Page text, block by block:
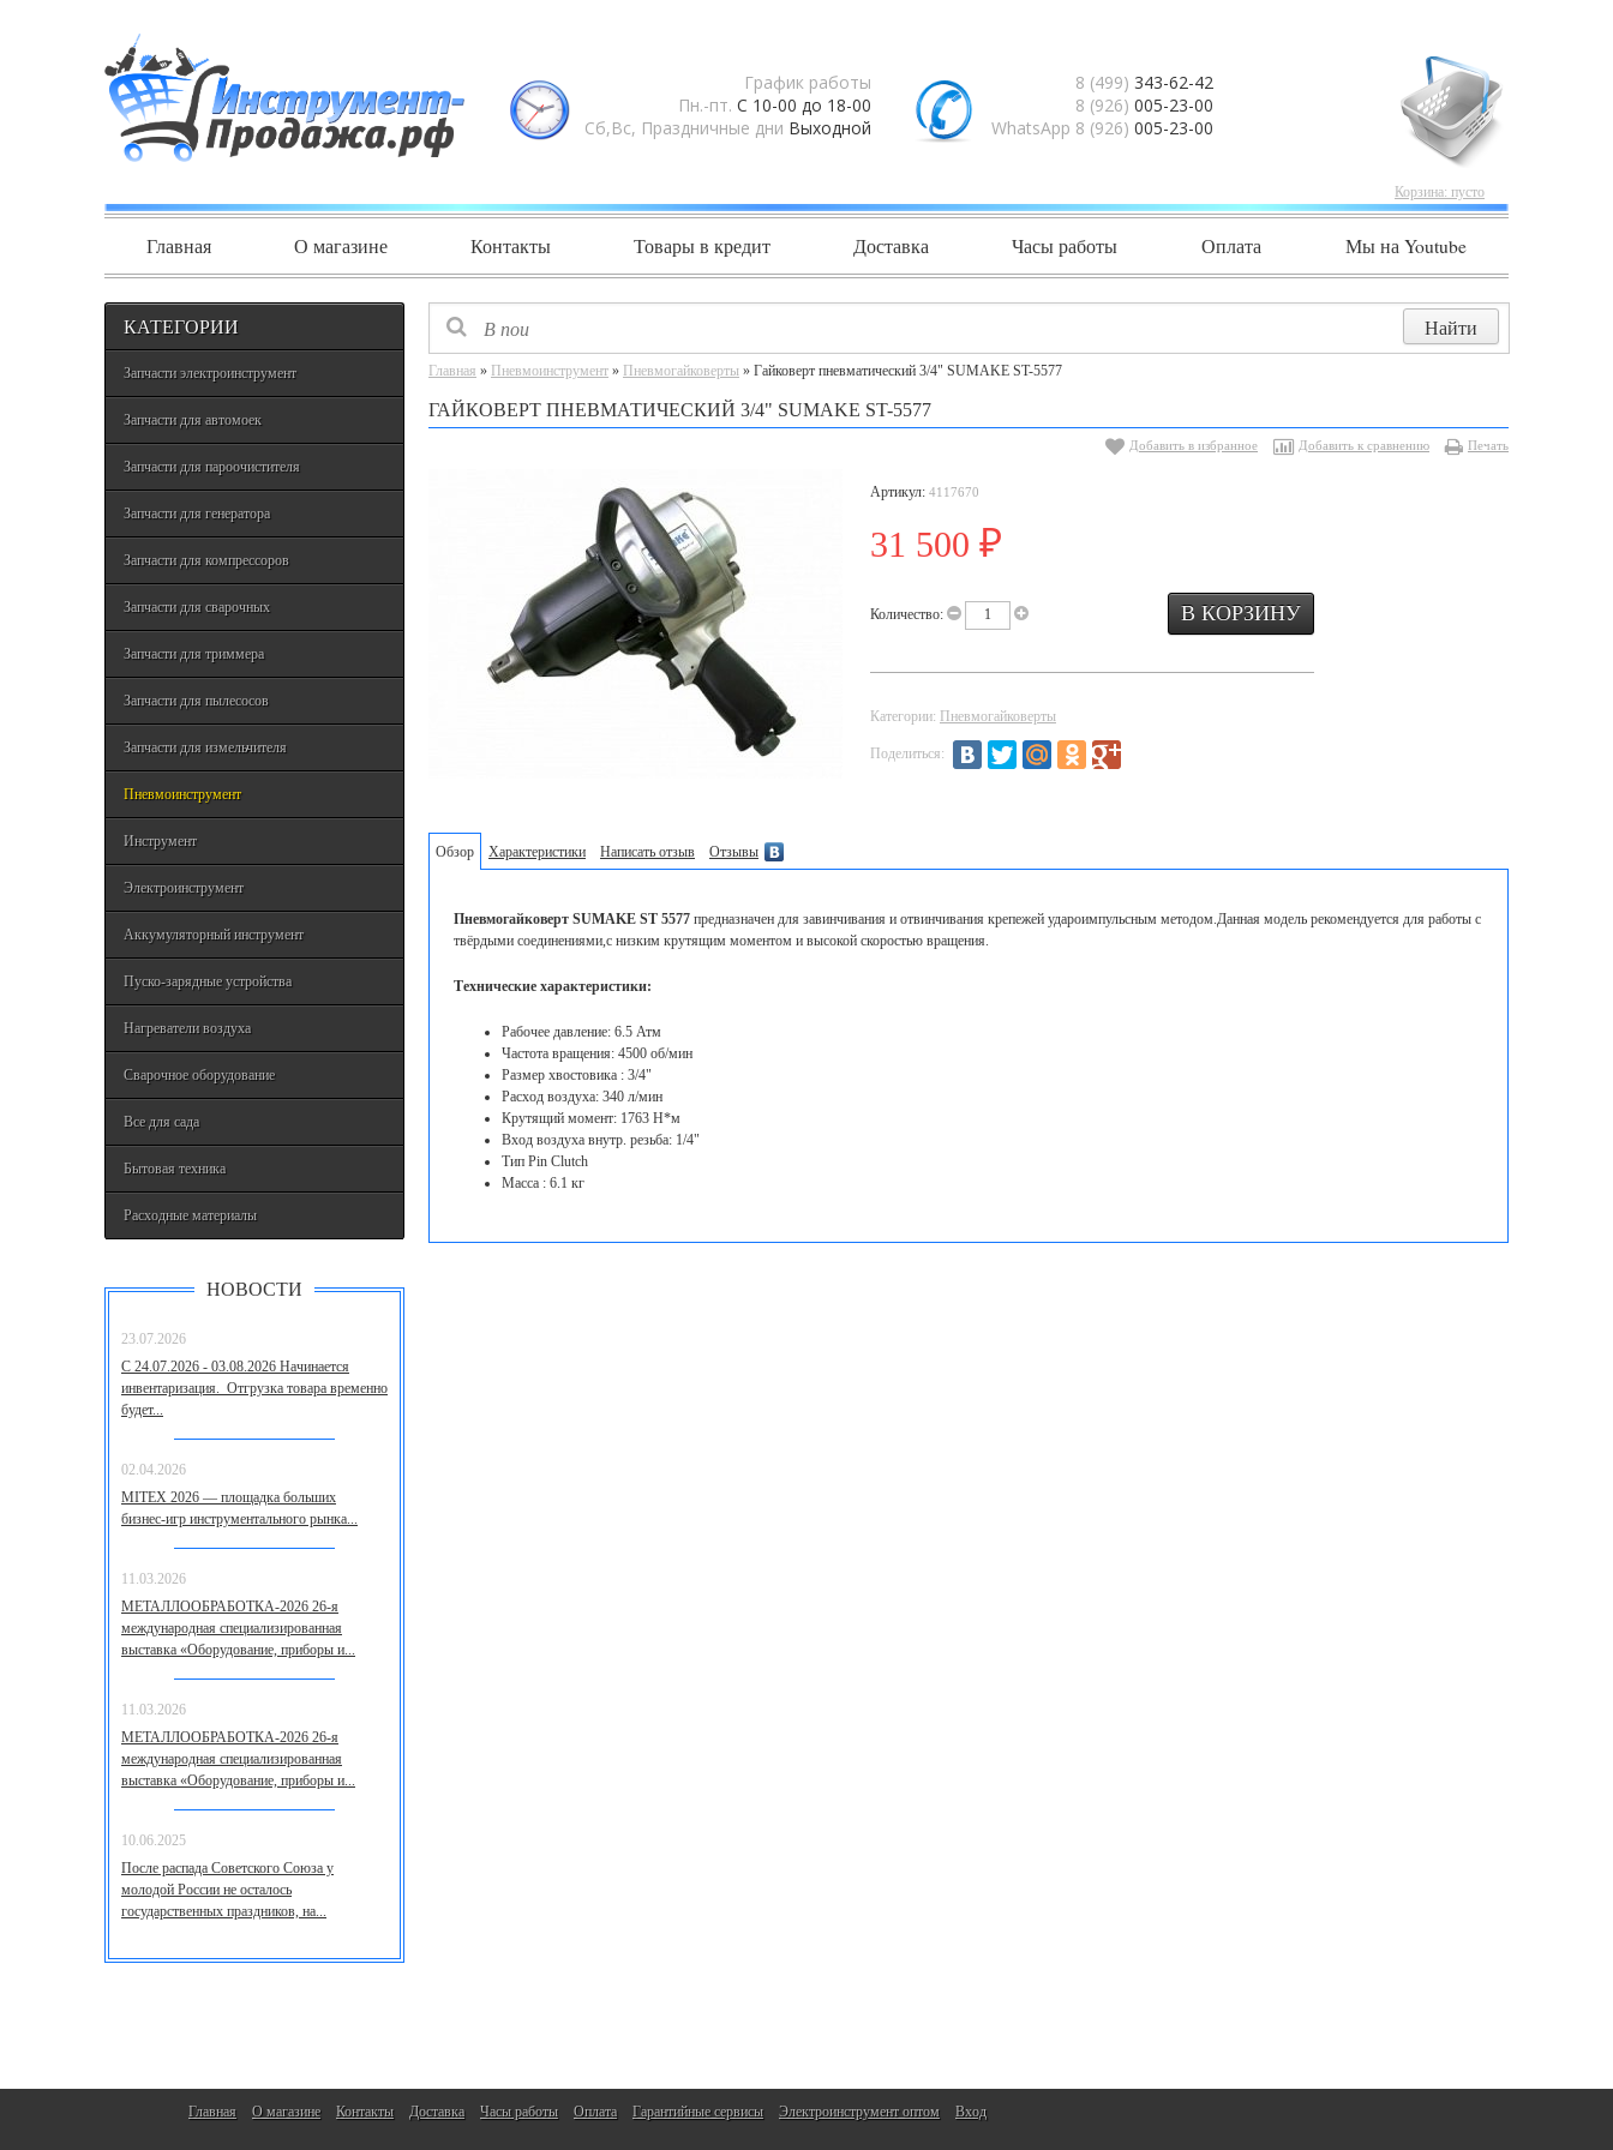
График работы
Пн.-пт. С 10-00 до 18-00
Сб,Вс, Праздничные дни Выходной
8 (499) 343-62-42
8 (926) 005-23-00
WhatsApp 8 (926) 005-23-00
Корзина: пусто
Главная О магазине Контакты Товары в кредит Доставка Часы работы Оплата Мы на Youtube
КАТЕГОРИИ
Запчасти электроинструмент
Запчасти для автомоек
Запчасти для пароочистителя
Запчасти для генератора
Запчасти для компрессоров
Запчасти для сварочных
Запчасти для триммера
Запчасти для пылесосов
Запчасти для измельчителя
Пневмоинструмент
Инструмент
Электроинструмент
Аккумуляторный инструмент
Пуско-зарядные устройства
Нагреватели воздуха
Сварочное оборудование
Все для сада
Бытовая техника
Расходные материалы
НОВОСТИ
23.07.2026
С 24.07.2026 - 03.08.2026 Начинается
инвентаризация. Отгрузка товара временно
будет...
02.04.2026
MITEX 2026 — площадка больших
бизнес‑игр инструментального рынка...
11.03.2026
МЕТАЛЛООБРАБОТКА-2026 26-я
международная специализированная
выставка «Оборудование, приборы и...
11.03.2026
МЕТАЛЛООБРАБОТКА-2026 26-я
международная специализированная
выставка «Оборудование, приборы и...
10.06.2025
После распада Советского Союза у
молодой России не осталось
государственных праздников, на...
Главная » Пневмоинструмент » Пневмогайковерты » Гайковерт пневматический 3/4" SUMAKE ST-5577
ГАЙКОВЕРТ ПНЕВМАТИЧЕСКИЙ 3/4" SUMAKE ST-5577
Добавить в избранное Добавить к сравнению Печать
Артикул: 4117670
31 500 ₽
Количество:
Категории: Пневмогайковерты
Поделиться:
Обзор Характеристики Написать отзыв Отзывы
Пневмогайковерт SUMAKE ST 5577 предназначен для завинчивания и отвинчивания крепежей удароимпульсным методом.Данная модель рекомендуется для работы с
твёрдыми соединениями,с низким крутящим моментом и высокой скоростью вращения.
Технические характеристики:
Рабочее давление: 6.5 Атм
Частота вращения: 4500 об/мин
Размер хвостовика : 3/4"
Расход воздуха: 340 л/мин
Крутящий момент: 1763 Н*м
Вход воздуха внутр. резьба: 1/4"
Тип Pin Clutch
Масса : 6.1 кг
Главная О магазине Контакты Доставка Часы работы Оплата Гарантийные сервисы Электроинструмент оптом Вход